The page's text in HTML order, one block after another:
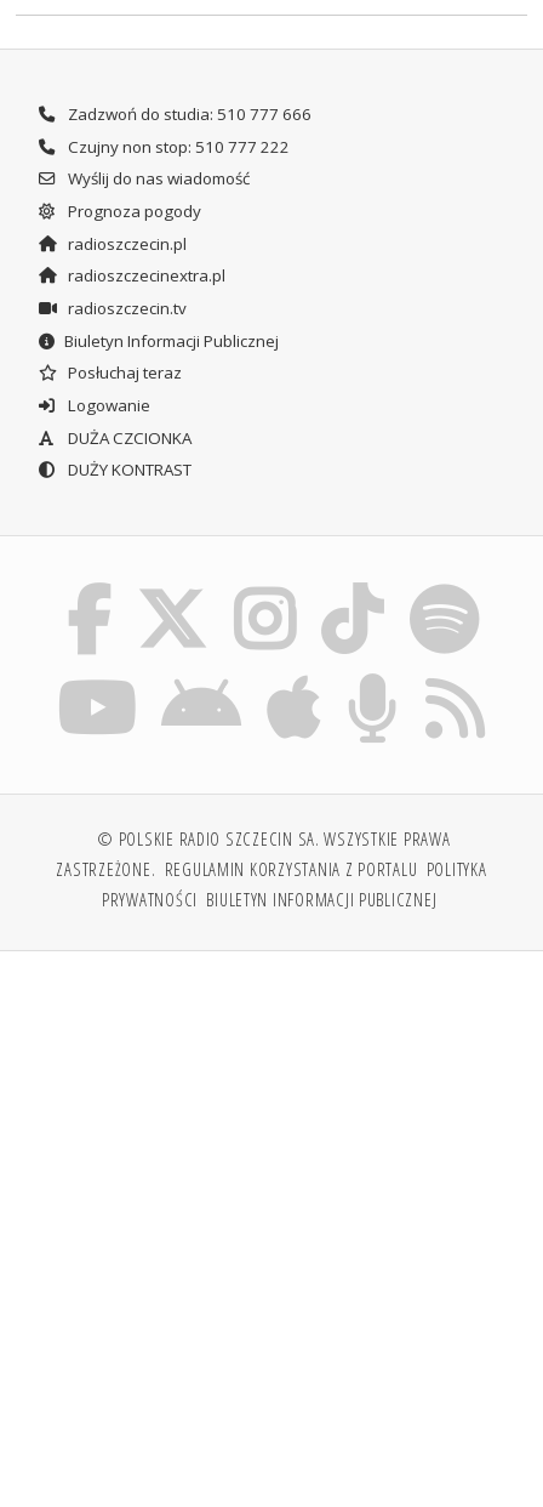
Zadzwoń do studia: 510 777 666
Czujny non stop: 510 777 222
Wyślij do nas wiadomość
Prognoza pogody
radioszczecin.pl
radioszczecinextra.pl
radioszczecin.tv
Biuletyn Informacji Publicznej
Posłuchaj teraz
Logowanie
DUŻA CZCIONKA
DUŻY KONTRAST
© POLSKIE RADIO SZCZECIN SA. WSZYSTKIE PRAWA
ZASTRZEŻONE. REGULAMIN KORZYSTANIA Z PORTALU POLITYKA
PRYWATNOŚCI BIULETYN INFORMACJI PUBLICZNEJ